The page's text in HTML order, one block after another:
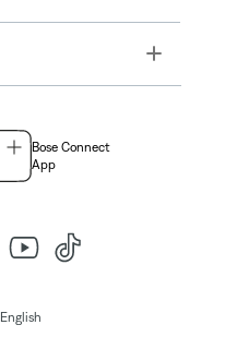
Toggle
Bose Connect
App
English